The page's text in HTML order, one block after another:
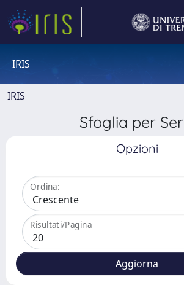
IRIS
IRIS
Sfoglia per
Opzioni
Ordina:
Risultati/Pagina